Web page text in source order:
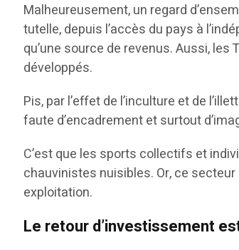
Malheureusement, un regard
tutelle, depuis l’accès du pays à
qu’une source de revenus. Aussi,
développés.
Pis, par l’effet de l’inculture et de
faute d’encadrement et surtout
C’est que les sports collectifs et
chauvinistes nuisibles. Or, ce
exploitation.
Le retour d’investissement